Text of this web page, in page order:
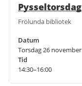
Pysseltorsdag
Frölunda bibliotek
Datum
Torsdag 26 november
Tid
14:30–16:00